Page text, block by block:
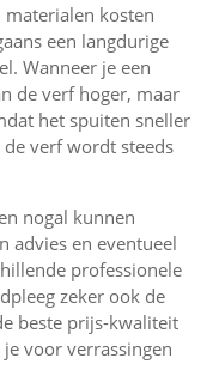
kosten
een langdurige
Wanneer je een
de verf hoger, maar
het spuiten sneller
verf wordt steeds
nogal kunnen
advies en eventueel
professionele
zeker ook de
beste prijs-kwaliteit
voor verrassingen